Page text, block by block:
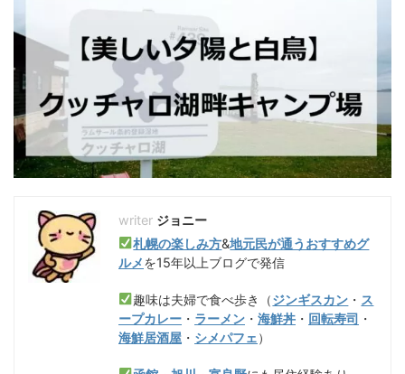
ジョニー
札幌の楽しみ方&地元民が通うおすすめグ
ルメを15年以上ブログで発信
趣味は夫婦で食べ歩き（ジンギスカン ・ ス
ープカレー ・ ラーメン ・ 海鮮丼 ・ 回転寿司 ・
海鮮居酒屋 ・ シメパフェ）